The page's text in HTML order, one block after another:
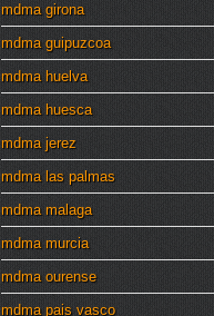
mdma girona
mdma guipuzcoa
mdma huelva
mdma huesca
mdma jerez
mdma las palmas
mdma malaga
mdma murcia
mdma ourense
mdma pais vasco